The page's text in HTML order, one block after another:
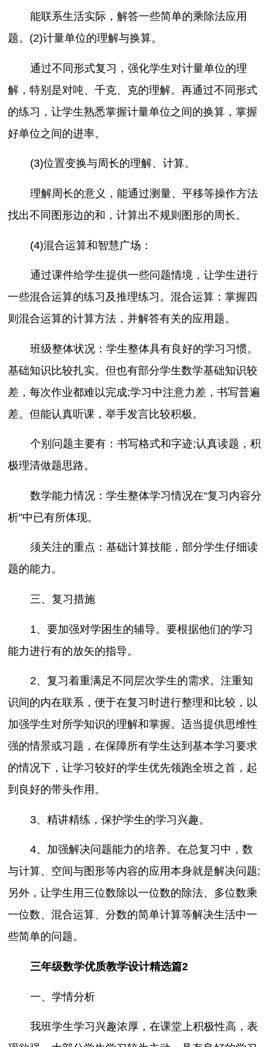
能联系生活实际，解答一些简单的乘除法应用
题。(2)计量单位的理解与换算。
通过不同形式复习，强化学生对计量单位的理
解，特别是对吨、千克、克的理解。再通过不同形式
的练习，让学生熟悉掌握计量单位之间的换算，掌握
好单位之间的进率。
(3)位置变换与周长的理解、计算。
理解周长的意义，能通过测量、平移等操作方法
找出不同图形边的和，计算出不规则图形的周长。
(4)混合运算和智慧广场：
通过课件给学生提供一些问题情境，让学生进行
一些混合运算的练习及推理练习。混合运算：掌握四
则混合运算的计算方法，并解答有关的应用题。
班级整体状况：学生整体具有良好的学习习惯。
基础知识比较扎实。但也有部分学生数学基础知识较
差，每次作业都难以完成;学习中注意力差，书写普遍
差。但能认真听课，举手发言比较积极。
个别问题主要有：书写格式和字迹;认真读题，积
极理清做题思路。
数学能力情况：学生整体学习情况在“复习内容分
析”中已有所体现。
须关注的重点：基础计算技能，部分学生仔细读
题的能力。
三、复习措施
1、要加强对学困生的辅导。要根据他们的学习
能力进行有的放矢的指导。
2、复习着重满足不同层次学生的需求。注重知
识间的内在联系，便于在复习时进行整理和比较，以
加强学生对所学知识的理解和掌握。适当提供思维性
强的情景或习题，在保障所有学生达到基本学习要求
的情况下，让学习较好的学生优先领跑全班之首，起
到良好的带头作用。
3、精讲精练，保护学生的学习兴趣。
4、加强解决问题能力的培养。在总复习中，数
与计算、空间与图形等内容的应用本身就是解决问题;
另外，让学生用三位数除以一位数的除法、多位数乘
一位数、混合运算、分数的简单计算等解决生活中一
些简单的问题。
三年级数学优质教学设计精选篇2
一、学情分析
我班学生学习兴趣浓厚，在课堂上积极性高，表